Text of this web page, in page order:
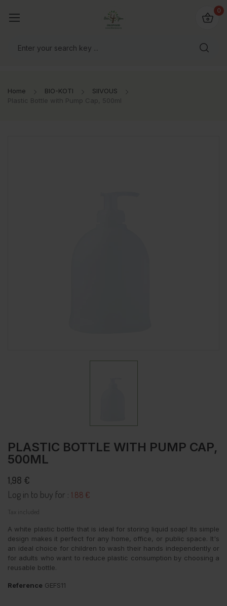
0
Home BIO-KOTI
SIIVOUS
Plastic Bottle with Pump Cap, 500ml
PLASTIC BOTTLE WITH PUMP CAP,
500ML
1,98 €
Log in to buy for : 1.88 €
Tax included
A white plastic bottle that is ideal for storing liquid soap! Its simple
design makes it perfect for any home, office, or public space. It's
an ideal choice for children to wash their hands independently or
for adults who want to reduce plastic consumption by choosing a
reusable bottle.
Reference GEFS11